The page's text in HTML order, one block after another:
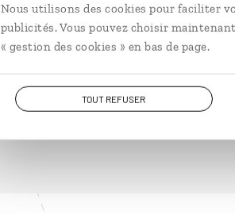
Nous utilisons des cookies pour faciliter
publicités. Vous pouvez choisir
« gestion des cookies » en bas de page.
TOUT REFUSER